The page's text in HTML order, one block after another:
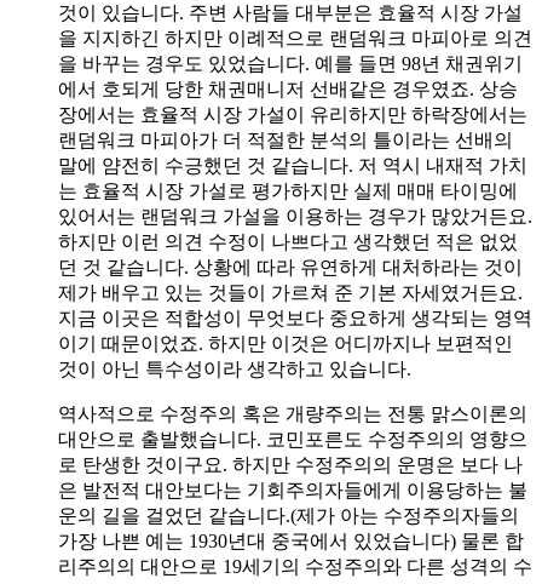
것이 있습니다. 주변 사람들 대부분은 효율적 시장 가설
을 지지하긴 하지만 이례적으로 랜덤워크 마피아로 의견
을 바꾸는 경우도 있었습니다. 예를 들면 98년 채권위기
에서 호되게 당한 채권매니저 선배같은 경우였죠. 상승
장에서는 효율적 시장 가설이 유리하지만 하락장에서는
랜덤워크 마피아가 더 적절한 분석의 틀이라는 선배의
말에 얌전히 수긍했던 것 같습니다. 저 역시 내재적 가치
는 효율적 시장 가설로 평가하지만 실제 매매 타이밍에
있어서는 랜덤워크 가설을 이용하는 경우가 많았거든요.
하지만 이런 의견 수정이 나쁘다고 생각했던 적은 없었
던 것 같습니다. 상황에 따라 유연하게 대처하라는 것이
제가 배우고 있는 것들이 가르쳐 준 기본 자세였거든요.
지금 이곳은 적합성이 무엇보다 중요하게 생각되는 영역
이기 때문이었죠. 하지만 이것은 어디까지나 보편적인
것이 아닌 특수성이라 생각하고 있습니다.
역사적으로 수정주의 혹은 개량주의는 전통 맑스이론의
대안으로 출발했습니다. 코민포른도 수정주의의 영향으
로 탄생한 것이구요. 하지만 수정주의의 운명은 보다 나
은 발전적 대안보다는 기회주의자들에게 이용당하는 불
운의 길을 걸었던 같습니다.(제가 아는 수정주의자들의
가장 나쁜 예는 1930년대 중국에서 있었습니다) 물론 합
리주의의 대안으로 19세기의 수정주의와 다른 성격의 수